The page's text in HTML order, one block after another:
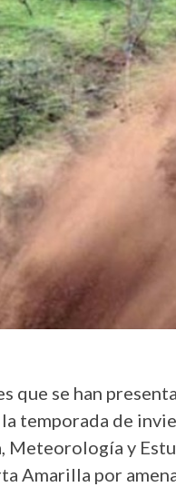
que se han
temporada de
y
Amarilla por